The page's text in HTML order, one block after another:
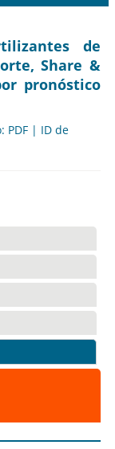
de
Share &
pronóstico
PDF | ID de